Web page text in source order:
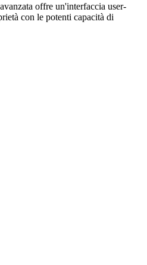
offre un'interfaccia user-
con le potenti capacità di